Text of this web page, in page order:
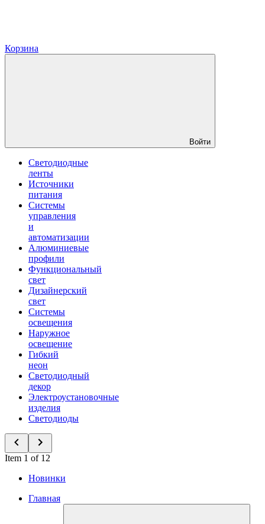
Корзина
Войти
Светодиодные
ленты
Источники
питания
Системы
управления
и
автоматизации
Алюминиевые
профили
Функциональный
свет
Дизайнерский
свет
Системы
освещения
Наружное
освещение
Гибкий
неон
Светодиодный
декор
Электроустановочные
изделия
Светодиоды
Item 1 of 12
Новинки
Главная